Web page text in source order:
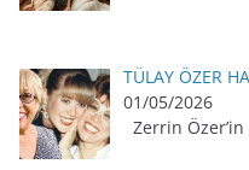
TÜLAY ÖZER
01/05/2026
Zerrin Özer’in